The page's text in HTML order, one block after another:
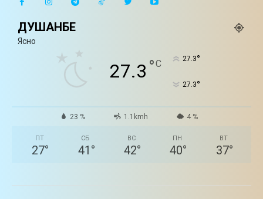
ДУШАНБЕ
Ясно
27.3 °C 27.3°
27.3°
23 % 1.1kmh 4 %
ПТ
27°
СБ
41 °
ВС
42°
ПН
40°
ВТ
37°